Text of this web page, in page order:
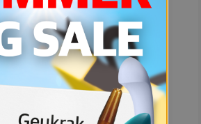
예상치 못한 에러입니다.